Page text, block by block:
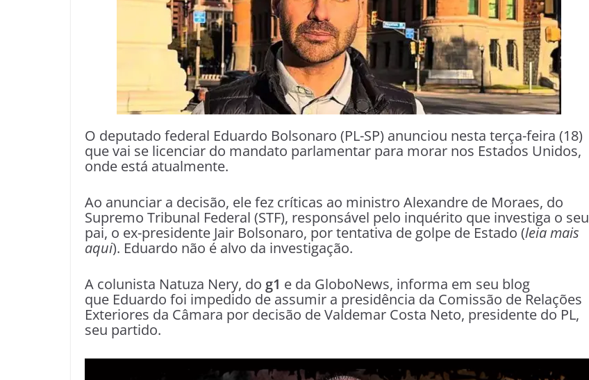
O deputado federal Eduardo Bolsonaro (PL-SP) anunciou nesta terça-feira (18)
que vai se licenciar do mandato parlamentar para morar nos Estados Unidos,
onde está atualmente.
Ao anunciar a decisão, ele fez críticas ao ministro Alexandre de Moraes, do
Supremo Tribunal Federal (STF), responsável pelo inquérito que investiga o seu
pai, o ex-presidente Jair Bolsonaro, por tentativa de golpe de Estado (leia mais
aqui). Eduardo não é alvo da investigação.
A colunista Natuza Nery, do g1 e da GloboNews, informa em seu blog
que Eduardo foi impedido de assumir a presidência da Comissão de Relações
Exteriores da Câmara por decisão de Valdemar Costa Neto, presidente do PL,
seu partido.